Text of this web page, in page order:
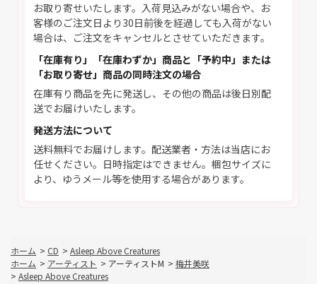
お取り寄せいたします。入荷見込みがない場合や、お
客様のご注文日より30日前後を経過しても入荷がない
場合は、ご注文をキャンセルとさせていただきます。
「在庫有り」「在庫わずか」商品と「予約中」または
「お取り寄せ」商品の同時注文の場合
在庫有り商品を先に発送し、その他の商品は後日別配
送でお届けいたします。
発送方法について
送料無料でお届けします。配送業者・方法は当店にお
任せください。日時指定はできません。梱包サイズに
より、ゆうメール等を使用する場合があります。
ホーム > CD > Asleep Above Creatures
ホーム > アーティスト > アーティストM > 梅井美咲
> Asleep Above Creatures